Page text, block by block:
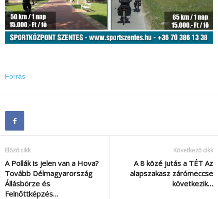
Forrás
Előző cikk
A Pollák is jelen van a Hova?
Tovább Délmagyarország
Állásbörze és
Felnőttképzés…
Következő cikk
A 8 közé jutás a TÉT Az
alapszakasz zárómeccse
következik…